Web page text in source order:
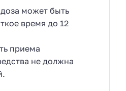
может быть
время до 12
приема
не должна